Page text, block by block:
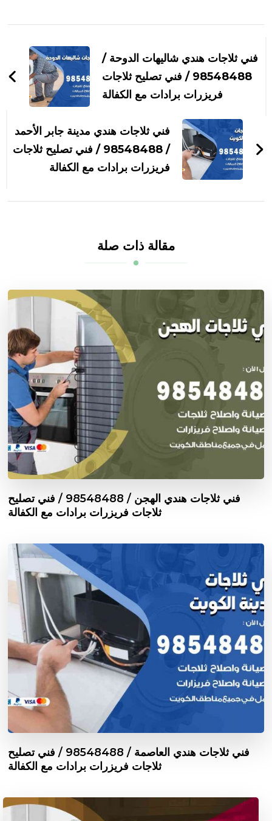
بين
التدوينات
فني ثلاجات هندي شاليهات الدوحة /
98548488 / فني تصليح ثلاجات
فريزرات برادات مع الكفالة
فني ثلاجات هندي مدينة جابر الأحمد
/ 98548488 / فني تصليح ثلاجات
فريزرات برادات مع الكفالة
مقالة ذات صلة
فني ثلاجات هندي الهجن / 98548488 / فني تصليح
ثلاجات فريزرات برادات مع الكفالة
فني ثلاجات هندي العاصمة / 98548488 / فني تصليح
ثلاجات فريزرات برادات مع الكفالة